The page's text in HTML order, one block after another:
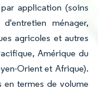
application (soins
ménager,
agricoles et autres
Amérique du
Orient et Afrique).
en termes de volume